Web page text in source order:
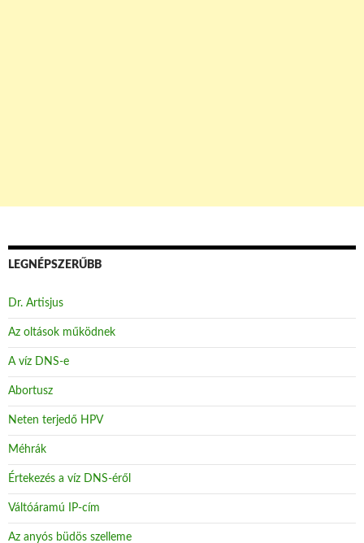
LEGNÉPSZERŰBB
Dr. Artisjus
Az oltások működnek
A víz DNS-e
Abortusz
Neten terjedő HPV
Méhrák
Értekezés a víz DNS-éről
Váltóáramú IP-cím
Az anyós büdös szelleme